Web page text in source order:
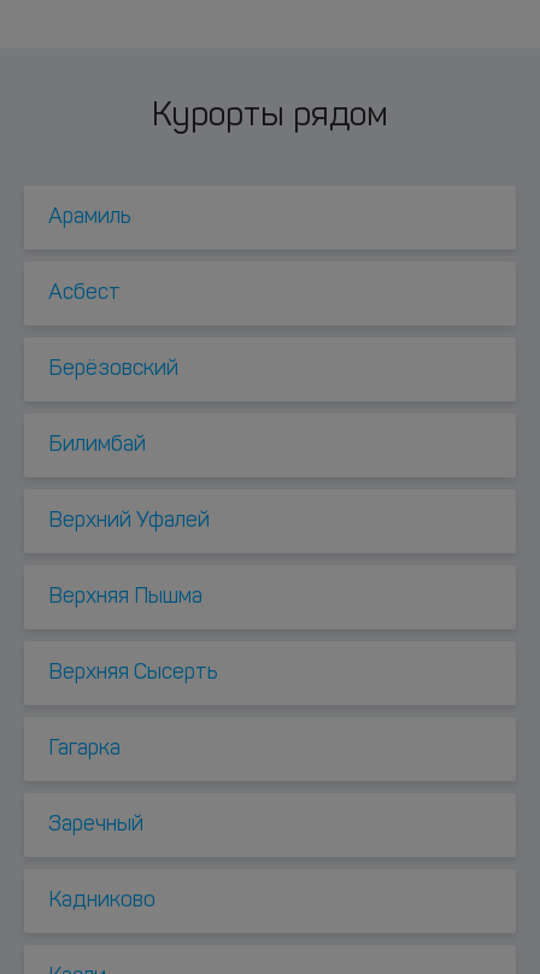
Курорты рядом
Арамиль
Асбест
Берёзовский
Билимбай
Верхний Уфалей
Верхняя Пышма
Верхняя Сысерть
Гагарка
Заречный
Кадниково